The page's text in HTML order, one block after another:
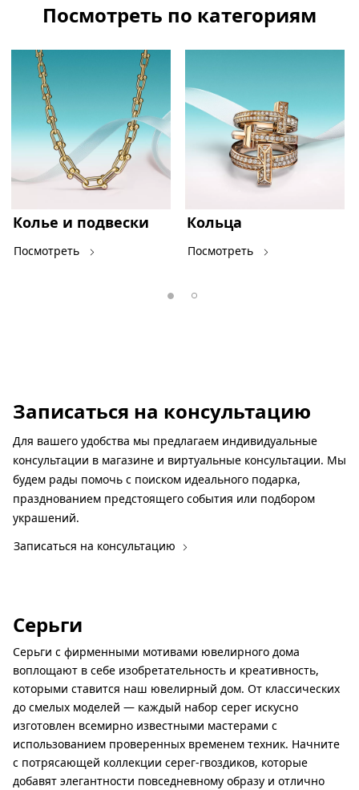
Посмотреть по категориям
Колье и подвески
Посмотреть
Кольца
Посмотреть
Записаться на консультацию
Для вашего удобства мы предлагаем индивидуальные
консультации в магазине и виртуальные консультации. Мы
будем рады помочь с поиском идеального подарка,
празднованием предстоящего события или подбором
украшений.
Записаться на консультацию
Серьги
Серьги с фирменными мотивами ювелирного дома
воплощают в себе изобретательность и креативность,
которыми ставится наш ювелирный дом. От классических
до смелых моделей — каждый набор серег искусно
изготовлен всемирно известными мастерами с
использованием проверенных временем техник. Начните
с потрясающей коллекции серег-гвоздиков, которые
добавят элегантности повседневному образу и отлично